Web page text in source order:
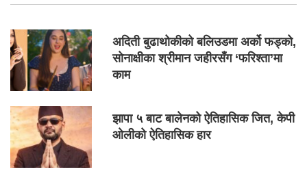
अदिती बुढाथोकीको बलिउडमा अर्को फड्को,
सोनाक्षीका श्रीमान जहीरसँग ‘फरिश्ता’मा
काम
झापा ५ बाट बालेनको ऐतिहासिक जित, केपी
ओलीको ऐतिहासिक हार